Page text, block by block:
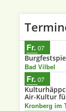
Fr.07
Bad Vilbel
Fr.07
Air-Kultur
Kronberg im